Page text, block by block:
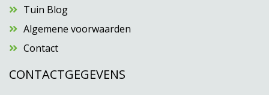
Tuin Blog
Algemene voorwaarden
Contact
CONTACTGEGEVENS